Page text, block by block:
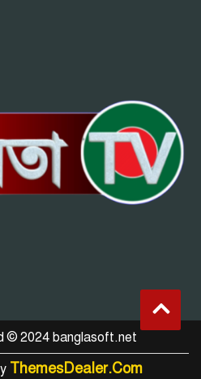
© 2024 banglasoft.net
ThemesDealer.Com